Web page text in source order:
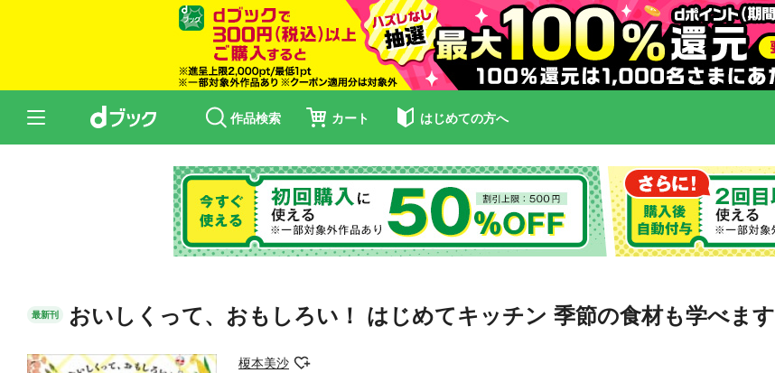
作品検索 カート はじめての方へ
最新刊 おいしくって、おもしろい！ はじめてキッチン 季節の食材も学べます
榎本美沙